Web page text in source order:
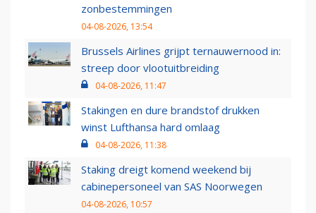
zonbestemmingen
04-08-2026, 13:54
Brussels Airlines grijpt ternauwernood in:
streep door vlootuitbreiding
04-08-2026, 11:47
Stakingen en dure brandstof drukken
winst Lufthansa hard omlaag
04-08-2026, 11:38
Staking dreigt komend weekend bij
cabinepersoneel van SAS Noorwegen
04-08-2026, 10:57